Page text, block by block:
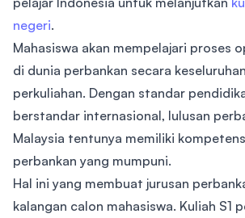
negeri.
Mahasiswa akan mempelajari proses
di dunia perbankan secara
perkuliahan. Dengan standar
berstandar internasional, lulusan
Malaysia tentunya memiliki
perbankan yang mumpuni.
Hal ini yang membuat jurusan
kalangan calon mahasiswa. Kuliah S1